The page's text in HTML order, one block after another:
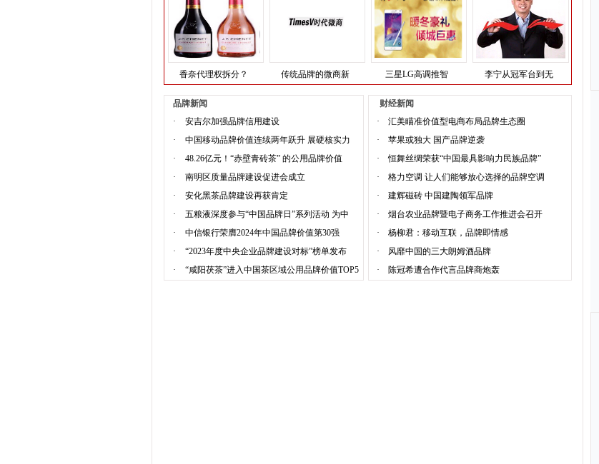
香奈代理权拆分？ 传统品牌的微商新 三星LG高调推智 李宁从冠军台到无
品牌新闻
·
安吉尔加强品牌信用建设
·
中国移动品牌价值连续两年跃升 展硬核实力
·
48.26亿元！“赤壁青砖茶” 的公用品牌价值
·
南明区质量品牌建设促进会成立
·
安化黑茶品牌建设再获肯定
·
五粮液深度参与“中国品牌日”系列活动 为中
·
中信银行荣膺2024年中国品牌价值第30强
·
“2023年度中央企业品牌建设对标”榜单发布
·
“咸阳茯茶”进入中国茶区域公用品牌价值TOP5
财经新闻
·
汇美瞄准价值型电商布局品牌生态圈
·
苹果或独大 国产品牌逆袭
·
恒舞丝绸荣获“中国最具影响力民族品牌”
·
格力空调 让人们能够放心选择的品牌空调
·
建辉磁砖 中国建陶领军品牌
·
烟台农业品牌暨电子商务工作推进会召开
·
杨柳君：移动互联，品牌即情感
·
风靡中国的三大朗姆酒品牌
·
陈冠希遭合作代言品牌商炮轰